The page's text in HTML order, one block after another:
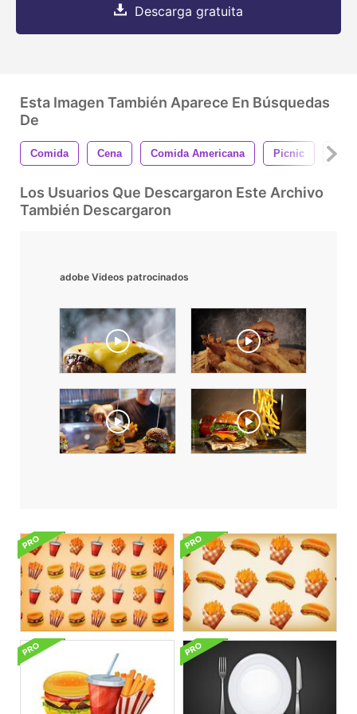
Descarga gratuita
Esta Imagen También Aparece En Búsquedas
De
Comida Cena Comida Americana Picnic
Los Usuarios Que Descargaron Este Archivo
También Descargaron
adobe Videos patrocinados